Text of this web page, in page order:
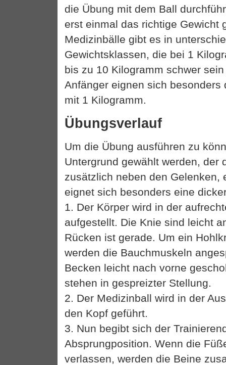
die Übung mit dem Ball
erst einmal das richtige Gewicht
Medizinbälle gibt es in
Gewichtsklassen, die bei 1
bis zu 10 Kilogramm schwer
Anfänger eignen sich besonders
mit 1 Kilogramm.
Übungsverlauf
Um die Übung ausführen zu
Untergrund gewählt werden, der
zusätzlich neben den Gelenken,
eignet sich besonders eine
1. Der Körper wird in der
aufgestellt. Die Knie sind leicht
Rücken ist gerade. Um ein
werden die Bauchmuskeln
Becken leicht nach vorne
stehen in gespreizter Stellung.
2. Der Medizinball wird in der
den Kopf geführt.
3. Nun begibt sich der
Absprungposition. Wenn die
verlassen, werden die Beine